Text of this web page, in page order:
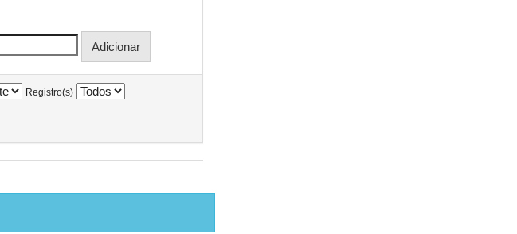
Registro(s)